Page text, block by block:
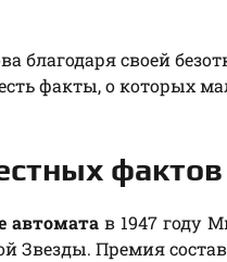
благодаря своей
факты, о которых
автомата в 1947 году
Звезды. Премия